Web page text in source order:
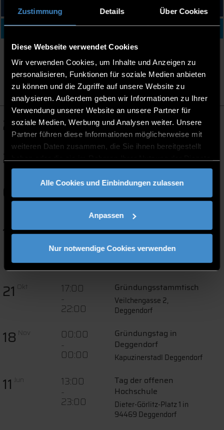
Zustimmung Details Über Cookies
Diese Webseite verwendet Cookies
Wir verwenden Cookies, um Inhalte und Anzeigen zu
personalisieren, Funktionen für soziale Medien anbieten
zu können und die Zugriffe auf unsere Website zu
analysieren. Außerdem geben wir Informationen zu Ihrer
Verwendung unserer Website an unsere Partner für
soziale Medien, Werbung und Analysen weiter. Unsere
Partner führen diese Informationen möglicherweise mit
weiteren Daten zusammen, die Sie ihnen bereitgestellt
gesammelt haben.
Alle Cookies und Einbindungen zulassen
Anpassen
Nur notwendige Cookies verwenden
Einrichtung
Bereits stattgefunden
IHRE AUSWAHL:Gründungsinteressierte
Alle Filter zurücksetzen
21Sep
25
08:30
-
17:00
GROW
GründungsWerkstatt
Technische Hochschule
Platz 1 94469 Deggendorf
09 00:00
-
Gründerfrühstück Cham
Cham
13Okt 15:00
19:00
7. BAYERISCH-
UNTERNEHMERTAG
Stadthalle Deggendorf
21 Okt 17:00
-
22:00
Gründungsstammtisch
Veilchengasse 2,
Deggendorf
18 Nov 00:00
-
00:00
Gründungstag in
Deggendorf
Kapuzinerstadl Deggendorf
11 Jun 13:00
-
23:00
Tag der offenen
Hochschule
Dieter-Görlitz-Platz 1 in
94469 Deggendorf